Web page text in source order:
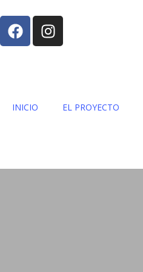
INICIO EL PROYECTO